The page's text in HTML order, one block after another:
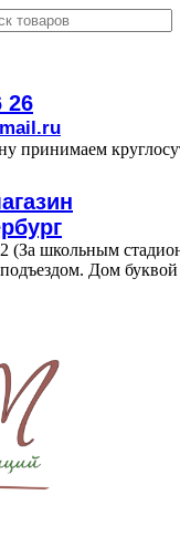
26
принимаем
(За школьным
Дом